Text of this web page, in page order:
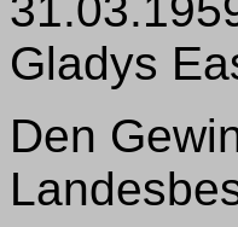
Gladys
Den